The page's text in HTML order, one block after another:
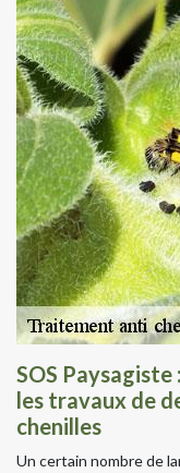
SOS
les travaux de
chenilles
Un certain nombre de